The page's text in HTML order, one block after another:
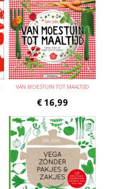
VAN MOESTUIN TOT MAALTIJD
€ 16,99